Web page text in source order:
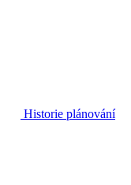
Historie plánování